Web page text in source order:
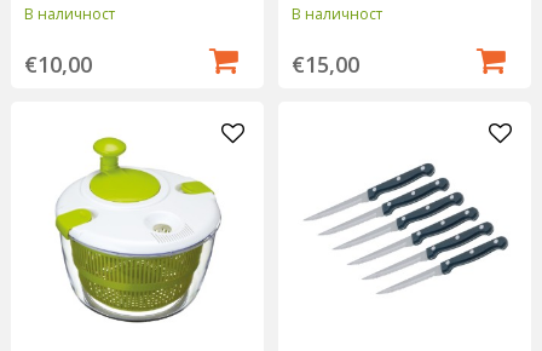
В наличност
€10,00
В наличност
€15,00